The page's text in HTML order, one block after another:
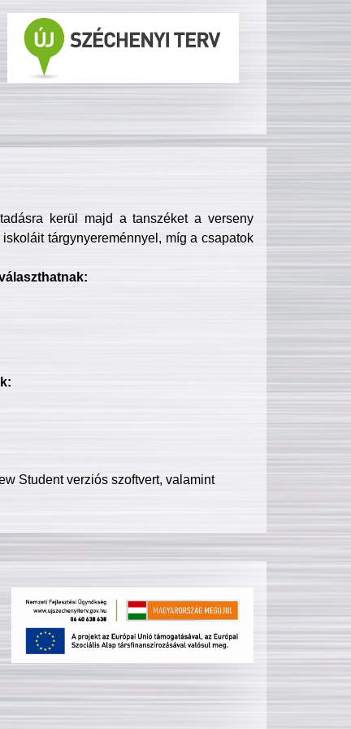
kerül majd a tanszéket a verseny
tárgynyereménnyel, míg a csapatok
Student verziós szoftvert, valamint